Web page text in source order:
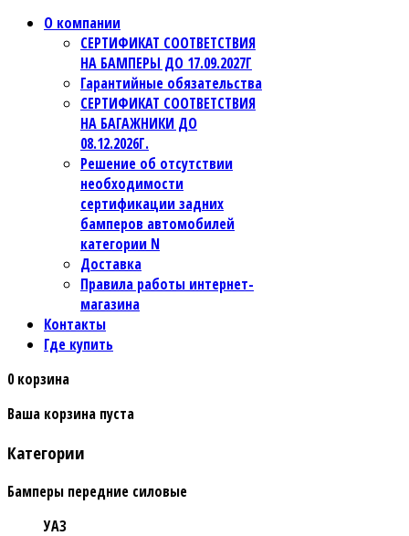
О компании
СЕРТИФИКАТ СООТВЕТСТВИЯ
НА БАМПЕРЫ ДО 17.09.2027Г
Гарантийные обязательства
СЕРТИФИКАТ СООТВЕТСТВИЯ
НА БАГАЖНИКИ ДО
08.12.2026Г.
Решение об отсутствии
необходимости
сертификации задних
бамперов автомобилей
категории N
Доставка
Правила работы интернет-
магазина
Контакты
Где купить
0 корзина
Ваша корзина пуста
Категории
Бамперы передние силовые
УАЗ